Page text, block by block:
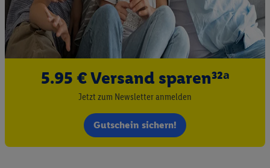
5.95 € Versand sparen³²ᵃ
Jetzt zum Newsletter anmelden
Gutschein sichern!